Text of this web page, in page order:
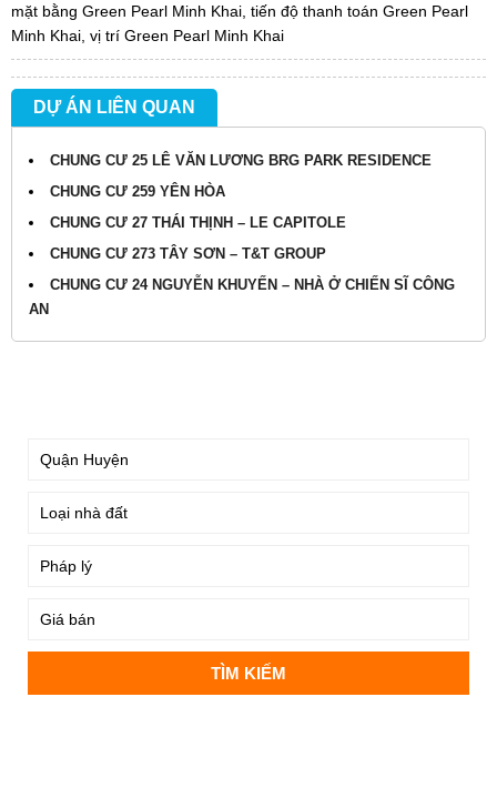
mặt bằng Green Pearl Minh Khai tiến độ thanh toán Green Pearl
Minh Khai vị trí Green Pearl Minh Khai
DỰ ÁN LIÊN QUAN
CHUNG CƯ 25 LÊ VĂN LƯƠNG BRG PARK RESIDENCE
CHUNG CƯ 259 YÊN HÒA
CHUNG CƯ 27 THÁI THỊNH – LE CAPITOLE
CHUNG CƯ 273 TÂY SƠN – T&T GROUP
CHUNG CƯ 24 NGUYỄN KHUYẾN – NHÀ Ở CHIẾN SĨ CÔNG
AN